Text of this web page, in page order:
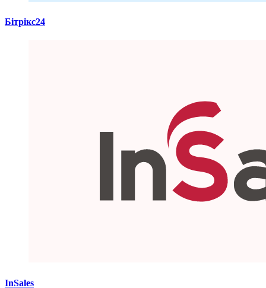
Бітрікс24
InSales